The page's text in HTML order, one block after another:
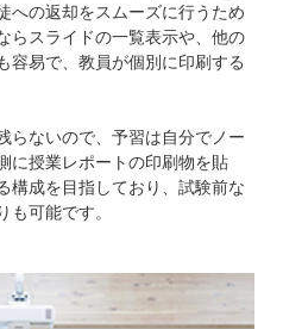
への返却をスムーズに行うため
らスライドの一覧表示や、他の
容易で、教員が個別に印刷する
らないので、予習は自分でノー
に授業レポートの印刷物を貼
構成を目指しており、試験前な
も可能です。